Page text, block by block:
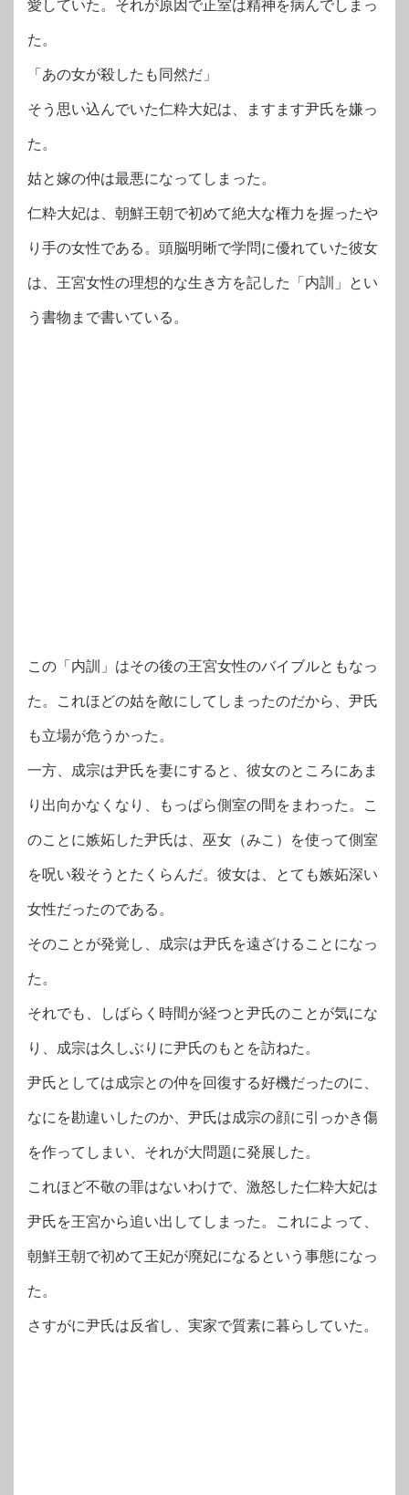
愛していた。それが原因で正室は精神を病んでしまっ
た。
「あの女が殺したも同然だ」
そう思い込んでいた仁粋大妃は、ますます尹氏を嫌っ
た。
姑と嫁の仲は最悪になってしまった。
仁粋大妃は、朝鮮王朝で初めて絶大な権力を握ったや
り手の女性である。頭脳明晰で学問に優れていた彼女
は、王宮女性の理想的な生き方を記した「内訓」とい
う書物まで書いている。
この「内訓」はその後の王宮女性のバイブルともなっ
た。これほどの姑を敵にしてしまったのだから、尹氏
も立場が危うかった。
一方、成宗は尹氏を妻にすると、彼女のところにあま
り出向かなくなり、もっぱら側室の間をまわった。こ
のことに嫉妬した尹氏は、巫女（みこ）を使って側室
を呪い殺そうとたくらんだ。彼女は、とても嫉妬深い
女性だったのである。
そのことが発覚し、成宗は尹氏を遠ざけることになっ
た。
それでも、しばらく時間が経つと尹氏のことが気にな
り、成宗は久しぶりに尹氏のもとを訪ねた。
尹氏としては成宗との仲を回復する好機だったのに、
なにを勘違いしたのか、尹氏は成宗の顔に引っかき傷
を作ってしまい、それが大問題に発展した。
これほど不敬の罪はないわけで、激怒した仁粋大妃は
尹氏を王宮から追い出してしまった。これによって、
朝鮮王朝で初めて王妃が廃妃になるという事態になっ
た。
さすがに尹氏は反省し、実家で質素に暮らしていた。